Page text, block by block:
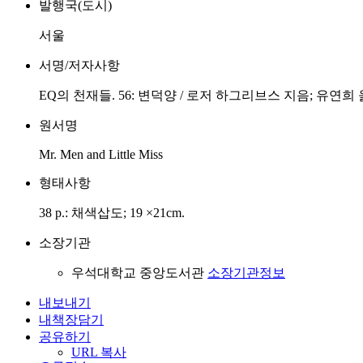
발행국(도시)
서울
서명/저자사항
EQ의 천재들. 56: 변덕양 / 로저 하그리브스 지음; 유연희
원서명
Mr. Men and Little Miss
형태사항
38 p.: 채색삽도; 19 ×21cm.
소장기관
우석대학교 중앙도서관 소장기관정보
내보내기
내책장담기
공유하기
URL 복사